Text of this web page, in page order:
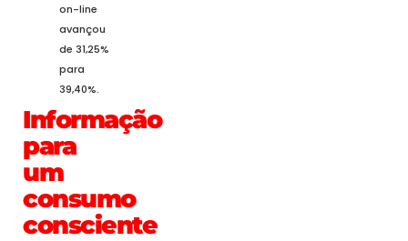
on-line
avançou
de 31,25%
para
39,40%.
Informação
para
um
consumo
consciente